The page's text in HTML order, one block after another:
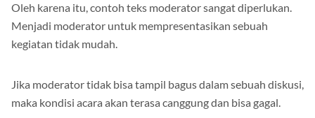
Oleh karena itu, contoh teks moderator sangat diperlukan.
Menjadi moderator untuk mempresentasikan sebuah
kegiatan tidak mudah.
Jika moderator tidak bisa tampil bagus dalam sebuah diskusi,
maka kondisi acara akan terasa canggung dan bisa gagal.